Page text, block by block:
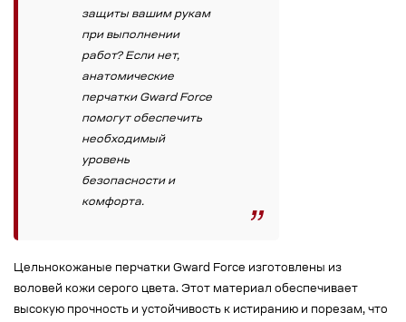
защиты вашим рукам
при выполнении
работ? Если нет,
анатомические
перчатки Gward Force
помогут обеспечить
необходимый
уровень
безопасности и
комфорта.
Цельнокожаные перчатки Gward Force изготовлены из
воловей кожи серого цвета. Этот материал обеспечивает
высокую прочность и устойчивость к истиранию и порезам, что